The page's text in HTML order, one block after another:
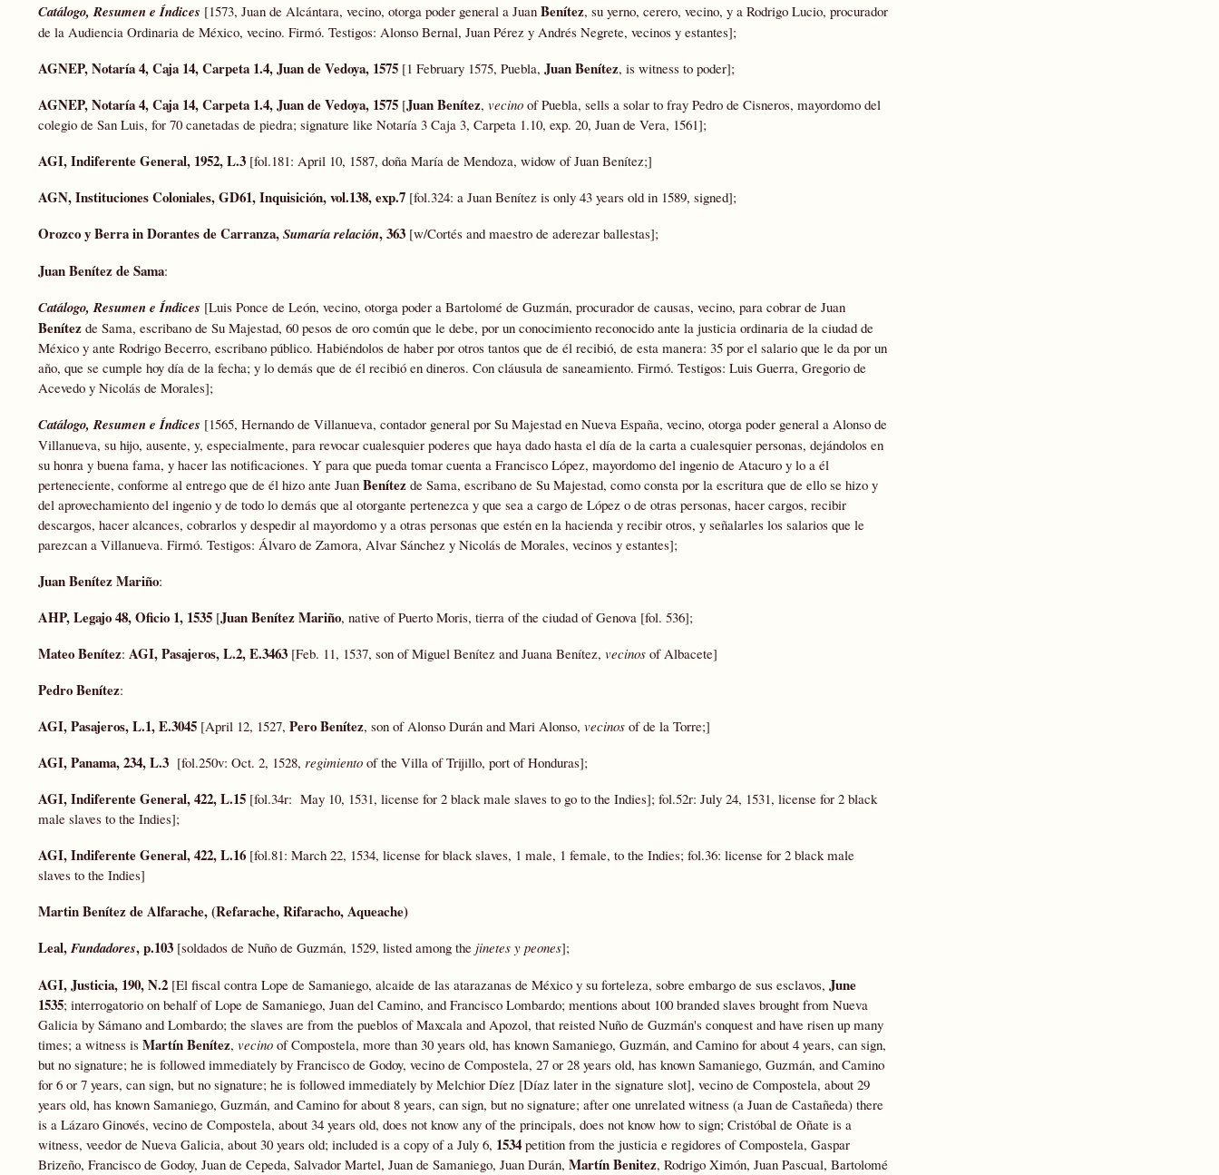
Catálogo, Resumen e Índices [1573, Juan de Alcántara, vecino, otorga poder general a Juan Benítez, su yerno, cerero, vecino, y a Rodrigo Lucio, procurador
de la Audiencia Ordinaria de México, vecino. Firmó. Testigos: Alonso Bernal, Juan Pérez y Andrés Negrete, vecinos y estantes];
AGNEP, Notaría 4, Caja 14, Carpeta 1.4, Juan de Vedoya, 1575 [1 February 1575, Puebla, Juan Benítez, is witness to poder];
AGNEP, Notaría 4, Caja 14, Carpeta 1.4, Juan de Vedoya, 1575 [Juan Benítez, vecino of Puebla, sells a solar to fray Pedro de Cisneros, mayordomo del
colegio de San Luis, for 70 canetadas de piedra; signature like Notaría 3 Caja 3, Carpeta 1.10, exp. 20, Juan de Vera, 1561];
AGI, Indiferente General, 1952, L.3 [fol.181: April 10, 1587, doña María de Mendoza, widow of Juan Benítez;]
AGN, Instituciones Coloniales, GD61, Inquisición, vol.138, exp.7 [fol.324: a Juan Benítez is only 43 years old in 1589, signed];
Orozco y Berra in Dorantes de Carranza,Sumaría relación, 363 [w/Cortés and maestro de aderezar ballestas];
Juan Benítez de Sama:
Catálogo, Resumen e Índices [Luis Ponce de León, vecino, otorga poder a Bartolomé de Guzmán, procurador de causas, vecino, para cobrar de Juan
Benítez de Sama, escribano de Su Majestad, 60 pesos de oro común que le debe, por un conocimiento reconocido ante la justicia ordinaria de la ciudad de
México y ante Rodrigo Becerro, escribano público. Habiéndolos de haber por otros tantos que de él recibió, de esta manera: 35 por el salario que le da por un
año, que se cumple hoy día de la fecha; y lo demás que de él recibió en dineros. Con cláusula de saneamiento. Firmó. Testigos: Luis Guerra, Gregorio de
Acevedo y Nicolás de Morales];
Catálogo, Resumen e Índices [1565, Hernando de Villanueva, contador general por Su Majestad en Nueva España, vecino, otorga poder general a Alonso de
Villanueva, su hijo, ausente, y, especialmente, para revocar cualesquier poderes que haya dado hasta el día de la carta a cualesquier personas, dejándolos en
su honra y buena fama, y hacer las notificaciones. Y para que pueda tomar cuenta a Francisco López, mayordomo del ingenio de Atacuro y lo a él
perteneciente, conforme al entrego que de él hizo ante Juan Benítez de Sama, escribano de Su Majestad, como consta por la escritura que de ello se hizo y
del aprovechamiento del ingenio y de todo lo demás que al otorgante pertenezca y que sea a cargo de López o de otras personas, hacer cargos, recibir
descargos, hacer alcances, cobrarlos y despedir al mayordomo y a otras personas que estén en la hacienda y recibir otros, y señalarles los salarios que le
parezcan a Villanueva. Firmó. Testigos: Álvaro de Zamora, Alvar Sánchez y Nicolás de Morales, vecinos y estantes];
Juan Benítez Mariño:
AHP, Legajo 48, Oficio 1, 1535 [Juan Benítez Mariño, native of Puerto Moris, tierra of the ciudad of Genova [fol. 536];
Mateo Benítez: AGI, Pasajeros, L.2, E.3463 [Feb. 11, 1537, son of Miguel Benítez and Juana Benítez, vecinos of Albacete]
Pedro Benítez:
AGI, Pasajeros, L.1, E.3045 [April 12, 1527, Pero Benítez, son of Alonso Durán and Mari Alonso, vecinos of de la Torre;]
AGI, Panama, 234, L.3 [fol.250v: Oct. 2, 1528, regimiento of the Villa of Trijillo, port of Honduras];
AGI, Indiferente General, 422, L.15 [fol.34r: May 10, 1531, license for 2 black male slaves to go to the Indies]; fol.52r: July 24, 1531, license for 2 black
male slaves to the Indies];
AGI, Indiferente General, 422, L.16 [fol.81: March 22, 1534, license for black slaves, 1 male, 1 female, to the Indies; fol.36: license for 2 black male
slaves to the Indies]
Martin Benítez de Alfarache, (Refarache, Rifaracho, Aqueache)
Leal,Fundadores, p.103 [soldados de Nuño de Guzmán, 1529, listed among the jinetes y peones];
AGI, Justicia, 190, N.2 [El fiscal contra Lope de Samaniego, alcaide de las atarazanas de México y su forteleza, sobre embargo de sus esclavos, June
1535; interrogatorio on behalf of Lope de Samaniego, Juan del Camino, and Francisco Lombardo; mentions about 100 branded slaves brought from Nueva
Galicia by Sámano and Lombardo; the slaves are from the pueblos of Maxcala and Apozol, that reisted Nuño de Guzmán's conquest and have risen up many
times; a witness is Martín Benítez, vecino of Compostela, more than 30 years old, has known Samaniego, Guzmán, and Camino for about 4 years, can sign,
but no signature; he is followed immediately by Francisco de Godoy, vecino de Compostela, 27 or 28 years old, has known Samaniego, Guzmán, and Camino
for 6 or 7 years, can sign, but no signature; he is followed immediately by Melchior Díez [Díaz later in the signature slot], vecino de Compostela, about 29
years old, has known Samaniego, Guzmán, and Camino for about 8 years, can sign, but no signature; after one unrelated witness (a Juan de Castañeda) there
is a Lázaro Ginovés, vecino de Compostela, about 34 years old, does not know any of the principals, does not know how to sign; Cristóbal de Oñate is a
witness, veedor de Nueva Galicia, about 30 years old; included is a copy of a July 6, 1534petition from the justicia e regidores of Compostela, Gaspar
Brizeño, Francisco de Godoy, Juan de Cepeda, Salvador Martel, Juan de Samaniego, Juan Durán, Martín Benitez, Rodrigo Ximón, Juan Pascual, Bartolomé